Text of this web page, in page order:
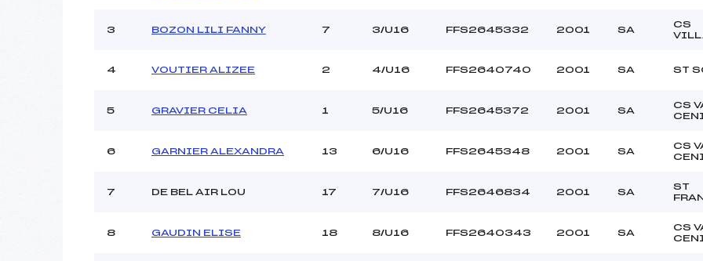
Heure de départ :
10.00
Ouvreurs A :
DOL YANIS (SA)
Météo :
VARIABLE
Heure de départ :
Ouvreurs A :
Température
Pénalité appliquée :
107.9000
3 BOZON LILI FANNY 7 3/U16 FFS2645332 2001 SA
CS
4 VOUTIER ALIZEE 2 4/U16 FFS2640740 2001 SA ST
5 GRAVIER CELIA 1 5/U16 FFS2645372 2001 SA
CS
6 GARNIER ALEXANDRA 13 6/U16 FFS2645348 2001 SA
CS
7 DE BEL AIR LOU 17 7/U16 FFS2646834 2001 SA
ST
8 GAUDIN ELISE 18 8/U16 FFS2640343 2001 SA
CS